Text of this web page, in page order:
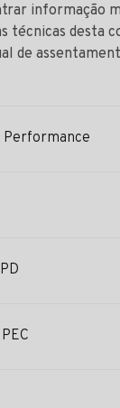
informação
técnicas desta
de
Performance